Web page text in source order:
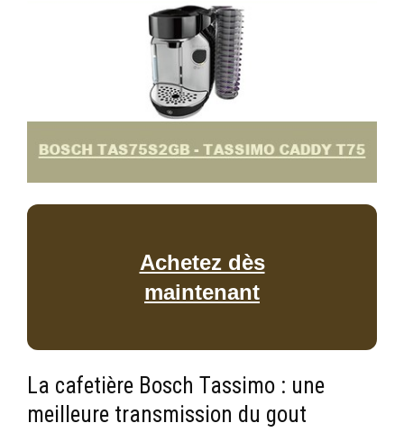
Achetez dès
maintenant
La cafetière Bosch Tassimo : une
meilleure transmission du gout